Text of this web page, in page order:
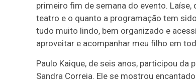
primeiro fim de semana do evento.
teatro e o quanto a programação tem
tudo muito lindo, bem organizado e
aproveitar e acompanhar meu filho em
Paulo Kaique, de seis anos, participou
Sandra Correia. Ele se mostrou